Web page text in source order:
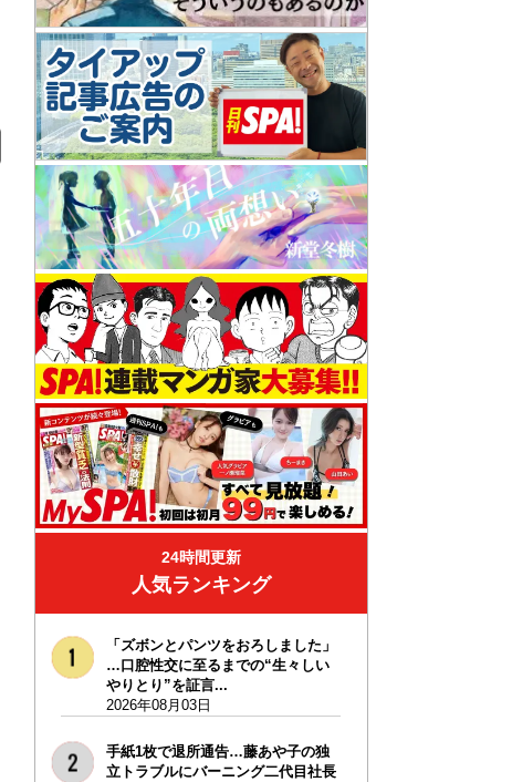
24時間更新
人気ランキング
「ズボンとパンツをおろしました」
…口腔性交に至るまでの“生々しい
やりとり”を証言...
2026年08月03日
手紙1枚で退所通告…藤あや子の独
立トラブルにバーニング二代目社長